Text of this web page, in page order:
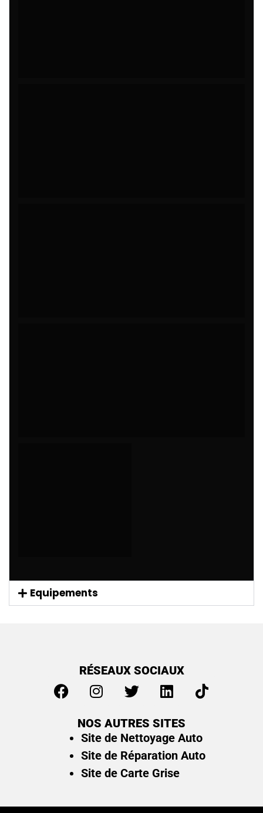
Equipements
RÉSEAUX SOCIAUX
NOS AUTRES SITES
Site de Nettoyage Auto
Site de Réparation Auto
Site de Carte Grise